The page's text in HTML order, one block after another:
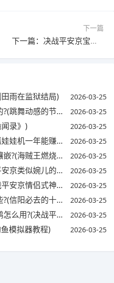
下一篇
下一篇：决战平安京宝匣藏珍千纸鹤怎么用?(决战平安京匣中珍宝活动)
雨在监狱结局) 2026-03-25
节奏感怎么拍的视频) 2026-03-25
录》) 2026-03-25
一年能赚多少钱) 2026-03-25
烧意志宝石镶嵌攻略) 2026-03-25
似婉儿的英雄名字) 2026-03-25
情侣式神怎么获得) 2026-03-25
十大景点有哪些地方) 2026-03-25
平安京匣中珍宝活动) 2026-03-25
模拟器教程) 2026-03-25